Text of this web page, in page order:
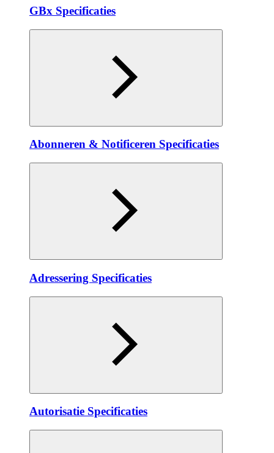
GBx Specificaties
Abonneren & Notificeren Specificaties
Adressering Specificaties
Autorisatie Specificaties